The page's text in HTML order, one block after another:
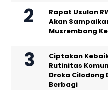
Rapat Usulan
Akan
Musrembang
Ciptakan
Rutinitas
Droka Cilodong
Berbagi